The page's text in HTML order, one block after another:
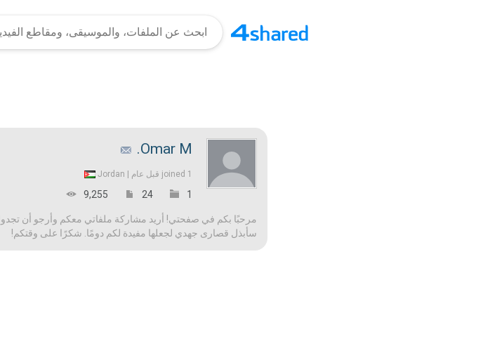
Omar M.
joined 1 قبل عام | Jordan
1
24
9,255
مرحبًا بكم في صفحتي! أريد مشاركة ملفاتي معكم وأرجو أن تجدوا
سأبذل قصارى جهدي لجعلها مفيدة لكم دومًا. شكرًا على وقتكم!